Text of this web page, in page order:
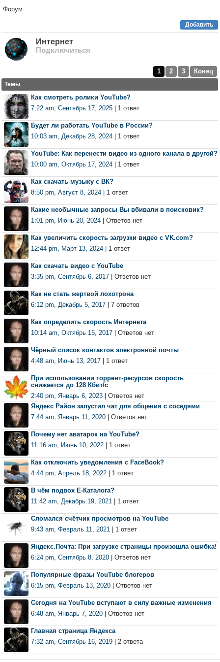
Форум
Добавить
Интернет
Подключиться
1 2 3 Конец
Темы
Как смотреть ролики YouTube?
7:22 am, Сентябрь 17, 2025 | 1 ответ
Будет ли работать YouTube в России?
10:03 am, Декабрь 28, 2024 | 1 ответ
YouTube: Как перенести видео из одного канала в другой?
10:00 am, Октябрь 17, 2024 | 1 ответ
Как скачать музыку с ВК?
8:50 pm, Август 8, 2024 | 1 ответ
Какие необычные запросы Вы вбивали в поисковик?
1:01 pm, Июнь 20, 2024 | Ответов нет
Как увеличить скорость загрузки видео с VK.com?
12:44 pm, Март 13, 2024 | 1 ответ
Как скачать видео с YouTube
3:35 pm, Сентябрь 6, 2017 | Ответов нет
Как не стать жертвой лохотрона
6:12 pm, Декабрь 5, 2017 | 7 ответов
Как определить скорость Интернета
10:14 am, Октябрь 15, 2017 | Ответов нет
Чёрный список контактов электронной почты
4:48 am, Июнь 13, 2017 | 1 ответ
При использовании торрент-ресурсов скорость
снижается до 128 Кбит/с
2:40 pm, Январь 6, 2023 | Ответов нет
Яндекс Район запустил чат для общения с соседями
7:44 am, Январь 11, 2020 | Ответов нет
Почему нет аватарок на YouTube?
11:16 am, Июнь 10, 2022 | 1 ответ
Как отключить уведомления с FaceBook?
4:44 pm, Апрель 18, 2022 | 1 ответ
В чём подвох Е-Каталога?
11:42 am, Декабрь 19, 2021 | 1 ответ
Сломался счётчик просмотров на YouTube
9:43 am, Февраль 11, 2021 | 1 ответ
Яндекс.Почта: При загрузке страницы произошла ошибка!
6:24 pm, Сентябрь 8, 2020 | Ответов нет
Популярные фразы YouTube блогеров
6:15 pm, Февраль 13, 2020 | Ответов нет
Сегодня на YouTube вступают в силу важные изменения
6:48 am, Январь 7, 2020 | Ответов нет
Главная страница Яндекса
7:32 am, Сентябрь 16, 2019 | 2 ответа